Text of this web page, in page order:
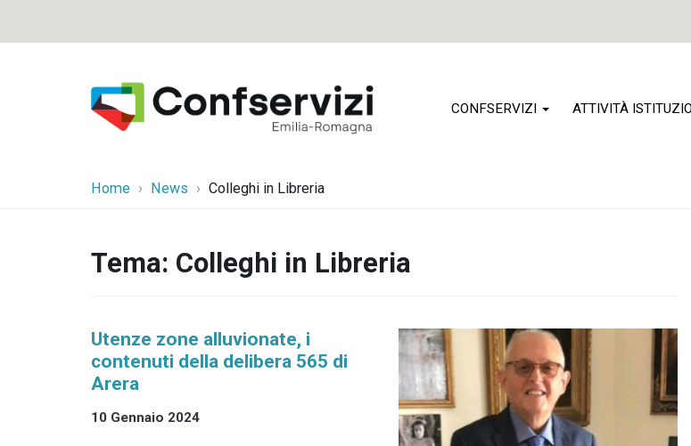
CONFSERVIZI ATTIVITÀ
Home News Colleghi in Libreria
Tema: Colleghi in Libreria
Utenze zone alluvionate, i
contenuti della delibera 565 di
Arera
10 Gennaio 2024